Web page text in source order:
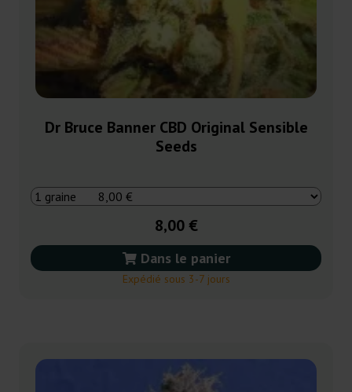
Dr Bruce Banner CBD Original Sensible
Seeds
8,00 €
Dans le panier
Expédié sous 3-7 jours